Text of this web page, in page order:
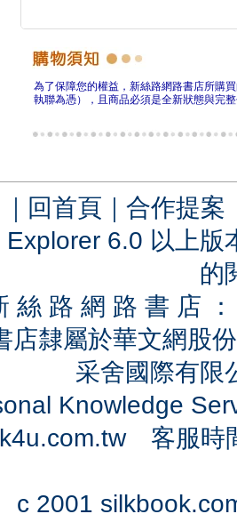
為了保障您的權益，新絲路網路書店所購
執聯為憑），且商品必須是全新狀態與完
｜ 回首頁 ｜ 合作提案
6.0 以上
的
絲 路 網 路 書 店
店隸屬於華文網股
采舍國際有
Knowledge
客服時
c 2001